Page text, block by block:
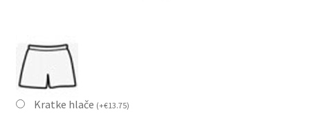
Kratke hlače (+€13.75)